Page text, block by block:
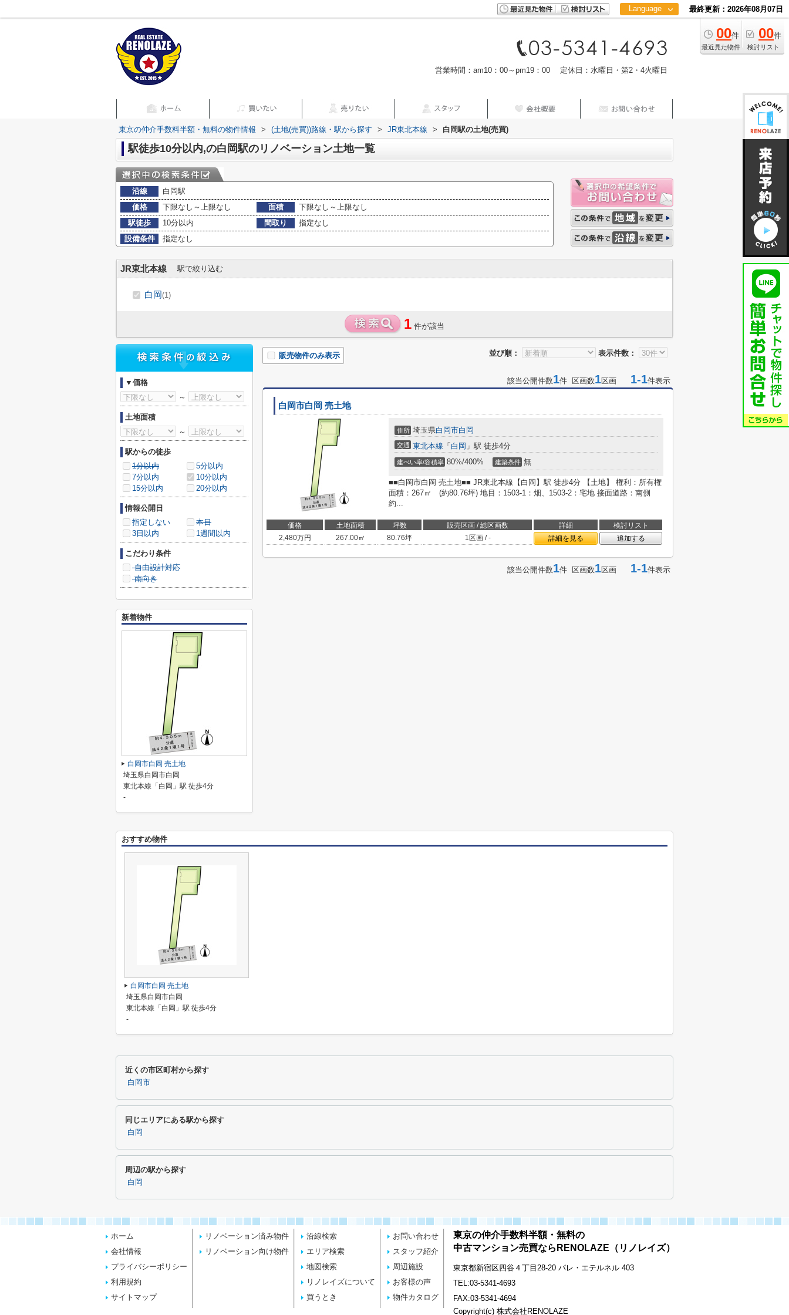
Language
中文
最終更新：2026年08月07日
00件
最近見た物件
00件
検討リスト
営業時間：am10：00～pm19：00 定休日：水曜日・第2・4火曜日
東京の仲介手数料半額・無料の物件情報 > (土地(売買))路線・駅から探す > JR東北本線 > 白岡駅の土地(売買)
駅徒歩10分以内,の白岡駅のリノベーション土地一覧
沿線
白岡駅
価格
下限なし～上限なし 面積
下限なし～上限なし
駅徒歩
10分以内 間取り
指定なし
設備条件
指定なし
JR東北本線 駅で絞り込む
白岡(1)
1 件が該当
並び順： 表示件数：
販売物件のみ表示
該当公開件数1件 区画数1区画 1-1件表示
白岡市白岡 売土地
住所 埼玉県白岡市白岡
交通 東北本線 「 白岡 」駅 徒歩4分
建ぺい率/容積率 80%/400% 建築条件 無
■■白岡市白岡 売土地■■ JR東北本線【白岡】駅 徒歩4分 【土地】 権利：所有権
面積：267㎡ (約80.76坪) 地目：1503-1：畑、1503-2：宅地 接面道路：南側
約...
価格 土地面積 坪数 販売区画 / 総区画数 詳細
検討リスト
2,480万円 267.00㎡ 80.76坪 1区画 / - 詳細を見る 追加する
該当公開件数1件 区画数1区画 1-1件表示
▼価格
～
土地面積
～
駅からの徒歩
1分以内
5分以内
7分以内
10分以内
15分以内
20分以内
情報公開日
指定しない
本日
3日以内
1週間以内
こだわり条件
自由設計対応
南向き
新着物件
白岡市白岡 売土地
埼玉県白岡市白岡
東北本線「白岡」駅 徒歩4分
-
おすすめ物件
白岡市白岡 売土地
埼玉県白岡市白岡
東北本線「白岡」駅 徒歩4分
-
近くの市区町村から探す
白岡市
同じエリアにある駅から探す
白岡
周辺の駅から探す
白岡
ホーム
会社情報
プライバシーポリシー
利用規約
サイトマップ
リノベーション済み物件
リノベーション向け物件
沿線検索
エリア検索
地図検索
リノレイズについて
買うとき
お問い合わせ
スタッフ紹介
周辺施設
お客様の声
物件カタログ
東京の仲介手数料半額・無料の
中古マンション売買ならRENOLAZE（リノレイズ）
東京都新宿区四谷４丁目28-20 パレ・エテルネル 403
TEL:03-5341-4693
FAX:03-5341-4694
Copyright(c) 株式会社RENOLAZE